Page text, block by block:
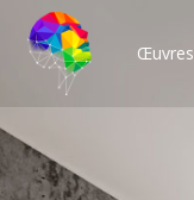
Œuvres